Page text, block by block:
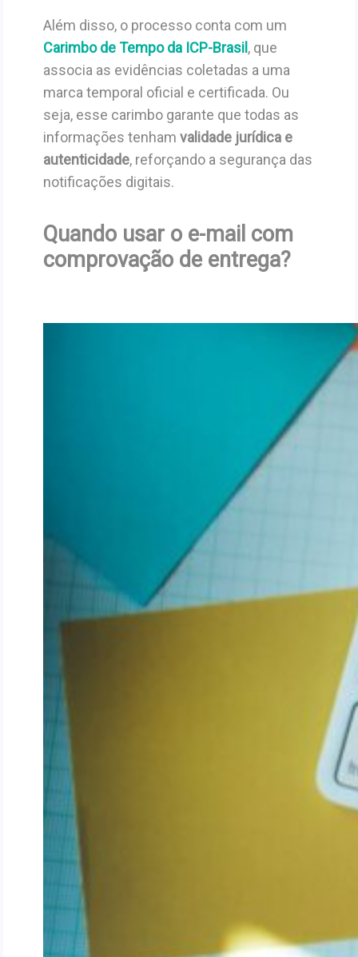
Além disso, o processo conta com um
Carimbo de Tempo da ICP-Brasil, que
associa as evidências coletadas a uma
marca temporal oficial e certificada. Ou
seja, esse carimbo garante que todas as
informações tenham validade jurídica e
autenticidade, reforçando a segurança das
notificações digitais.
Quando usar o e-mail com
comprovação de entrega?